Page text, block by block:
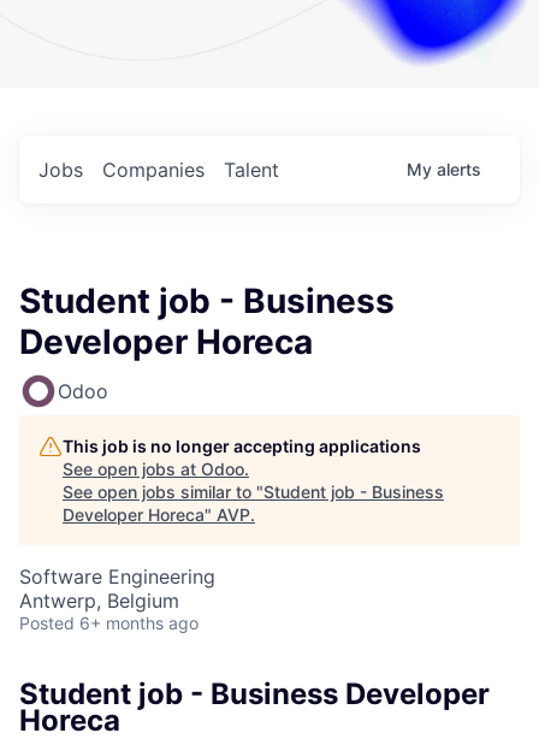
Jobs Companies Talent My alerts
Student job - Business
Developer Horeca
Odoo
This job is no longer accepting applications
See open jobs at Odoo.
See open jobs similar to "Student job - Business
Developer Horeca" AVP.
Software Engineering
Antwerp, Belgium
Posted 6+ months ago
Student job - Business Developer
Horeca